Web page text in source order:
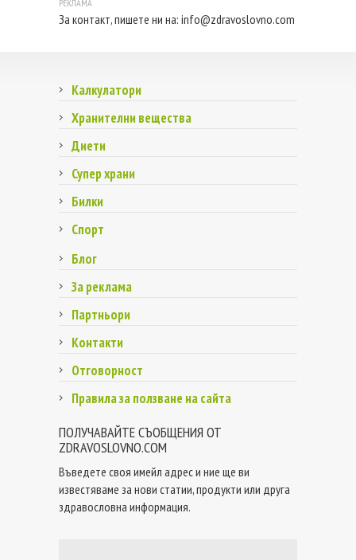
За контакт, пишете ни на: info@zdravoslovno.com
Калкулатори
Хранителни вещества
Диети
Супер храни
Билки
Спорт
Блог
За реклама
Партньори
Контакти
Отговорност
Правила за ползване на сайта
ПОЛУЧАВАЙТЕ СЪОБЩЕНИЯ ОТ
ZDRAVOSLOVNO.COM
Въведете своя имейл адрес и ние ще ви
известяваме за нови статии, продукти или друга
здравословна информация.